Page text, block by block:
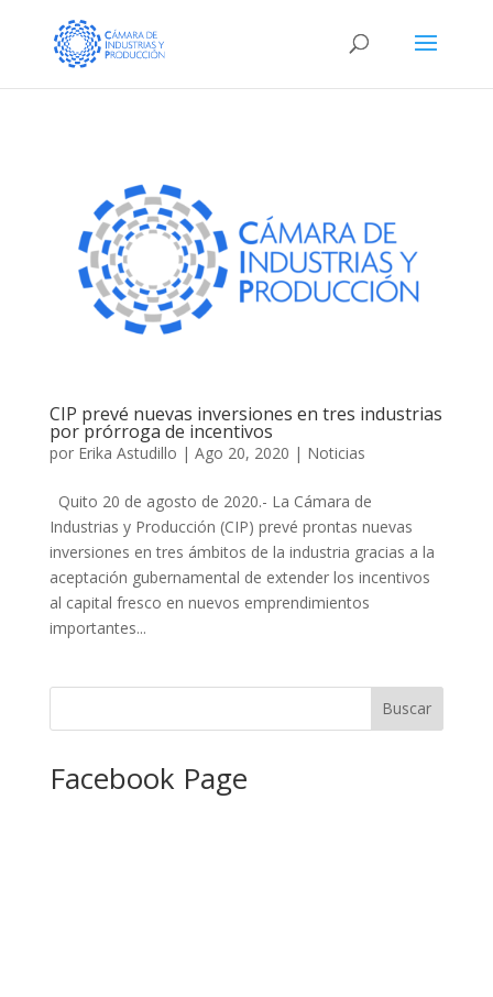
CIP prevé nuevas inversiones en tres industrias
por prórroga de incentivos
por Erika Astudillo | Ago 20, 2020 | Noticias
Quito 20 de agosto de 2020.- La Cámara de
Industrias y Producción (CIP) prevé prontas nuevas
inversiones en tres ámbitos de la industria gracias a la
aceptación gubernamental de extender los incentivos
al capital fresco en nuevos emprendimientos
importantes...
Facebook Page